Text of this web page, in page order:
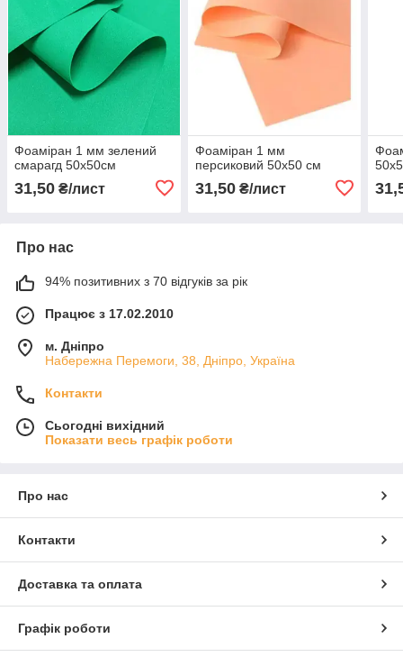
Фоаміран 1 мм зелений
смарагд 50х50см
31,50 ₴/лист
Фоаміран 1 мм
персиковий 50х50 см
31,50₴/лист
Про нас
94% позитивних з 70 відгуків за рік
Працює з 17.02.2010
м. Дніпро
Набережна Перемоги, 38, Дніпро, Україна
Контакти
Сьогодні вихідний
Показати весь графік роботи
Про нас
Контакти
Доставка та оплата
Графік роботи